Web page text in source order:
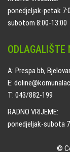
ponedjeljak-petak
subotom 8:00-13:00
ODLAGALIŠTE
A: Prespa bb, Bjelovar
E:
T: 043/882-199
RADNO VRIJEME:
ponedjeljak-subota
©